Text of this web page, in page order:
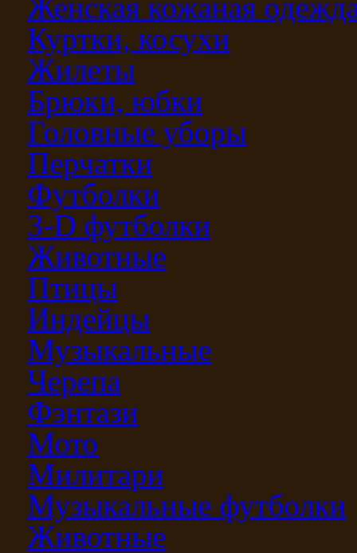
Женская кожаная
Куртки, косухи
Жилеты
Брюки, юбки
Головные уборы
Перчатки
Футболки
3-D футболки
Животные
Птицы
Индейцы
Музыкальные
Черепа
Фэнтази
Мото
Милитари
Музыкальные футболки
Животные